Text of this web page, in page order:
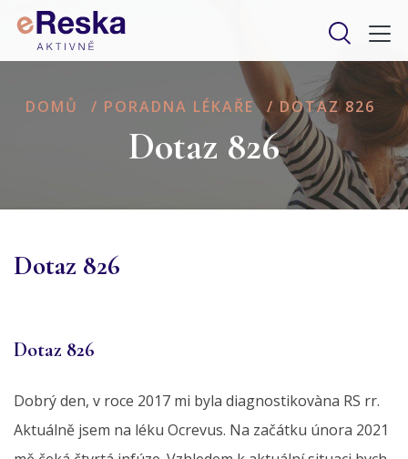
DOMŮ / PORADNA LÉKAŘE / DOTAZ 826
Dotaz 826
Dotaz 826
Dotaz 826
Dobrý den, v roce 2017 mi byla diagnostikovàna RS rr.
Aktuálně jsem na léku Ocrevus. Na začátku února 2021